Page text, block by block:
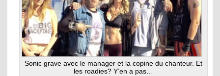
Sonic grave avec le manager et la copine du chanteur. Et
les roadies? Y’en a pas…